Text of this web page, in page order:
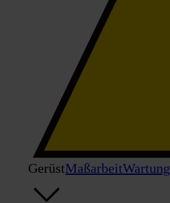
GerüstMaßarbeitWartung